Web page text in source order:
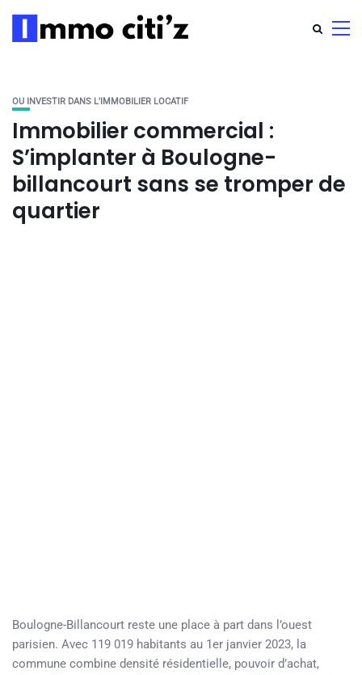
OU INVESTIR DANS L'IMMOBILIER LOCATIF
Immobilier commercial :
S’implanter à Boulogne-
billancourt sans se tromper de
quartier
Boulogne-Billancourt reste une place à part dans l’ouest
parisien. Avec 119 019 habitants au 1er janvier 2023, la
commune combine densité résidentielle, pouvoir d’achat,